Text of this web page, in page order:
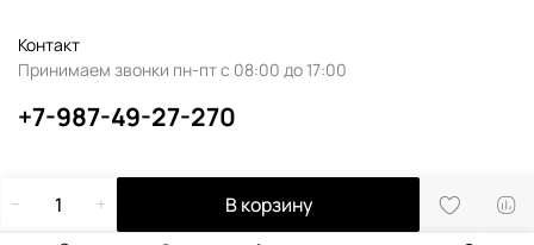
В корзину
Контакт
Принимаем звонки пн-пт с 08:00 до 17:00
+7-987-49-27-270